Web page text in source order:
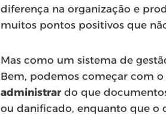
diferença na organização e
muitos pontos positivos que
Mas como um sistema de
Bem, podemos começar com
administrardo que
ou danificado, enquanto que o